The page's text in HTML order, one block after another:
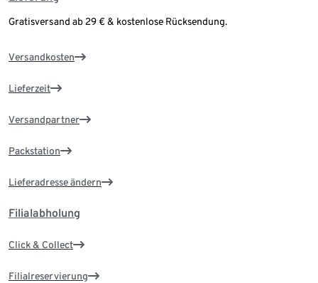
Gratisversand ab 29 € & kostenlose Rücksendung.
Versandkosten
Lieferzeit
Versandpartner
Packstation
Lieferadresse ändern
Filialabholung
Click & Collect
Filialreservierung